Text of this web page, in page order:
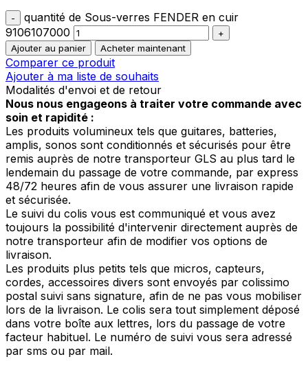
quantité de Sous-verres FENDER en cuir
9106107000
Ajouter au panier Acheter maintenant
Comparer ce produit
Ajouter à ma liste de souhaits
Modalités d'envoi et de retour
Nous nous engageons à traiter votre commande avec
soin et rapidité :
Les produits volumineux tels que guitares, batteries,
amplis, sonos sont conditionnés et sécurisés pour être
remis auprès de notre transporteur GLS au plus tard le
lendemain du passage de votre commande, par express
48/72 heures afin de vous assurer une livraison rapide
et sécurisée.
Le suivi du colis vous est communiqué et vous avez
toujours la possibilité d'intervenir directement auprès de
notre transporteur afin de modifier vos options de
livraison.
Les produits plus petits tels que micros, capteurs,
cordes, accessoires divers sont envoyés par colissimo
postal suivi sans signature, afin de ne pas vous mobiliser
lors de la livraison. Le colis sera tout simplement déposé
dans votre boîte aux lettres, lors du passage de votre
facteur habituel. Le numéro de suivi vous sera adressé
par sms ou par mail.